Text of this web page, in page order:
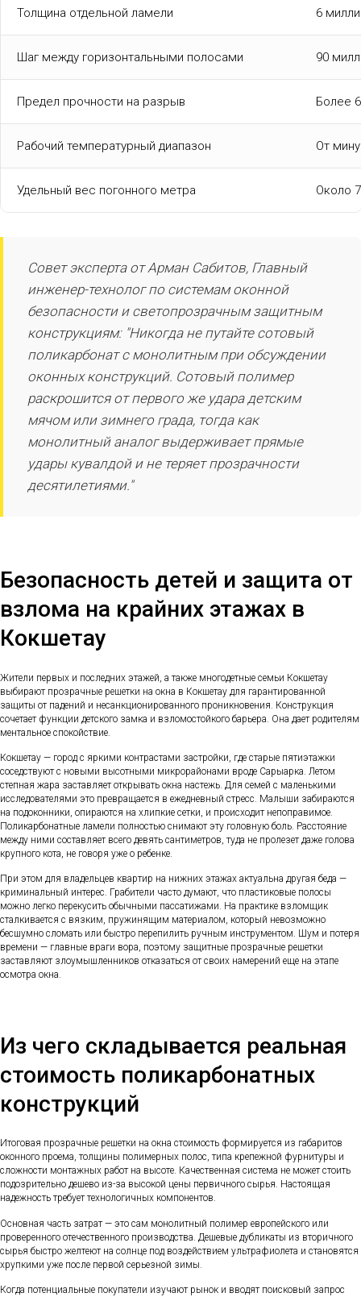
Толщина отдельной ламели 6
Шаг между горизонтальными полосами 90
Предел прочности на разрыв Более
Рабочий температурный диапазон От
Удельный вес погонного метра Около
Совет эксперта от Арман Сабитов, Главный
инженер-технолог по системам оконной
безопасности и светопрозрачным защитным
конструкциям: "Никогда не путайте сотовый
поликарбонат с монолитным при обсуждении
оконных конструкций. Сотовый полимер
раскрошится от первого же удара детским
мячом или зимнего града, тогда как
монолитный аналог выдерживает прямые
удары кувалдой и не теряет прозрачности
десятилетиями."
Безопасность детей и защита от
взлома на крайних этажах в
Кокшетау
Жители первых и последних этажей, а также многодетные семьи Кокшетау
выбирают прозрачные решетки на окна в Кокшетау для гарантированной
защиты от падений и несанкционированного проникновения. Конструкция
сочетает функции детского замка и взломостойкого барьера. Она дает родителям
ментальное спокойствие.
Кокшетау — город с яркими контрастами застройки, где старые пятиэтажки
соседствуют с новыми высотными микрорайонами вроде Сарыарка. Летом
степная жара заставляет открывать окна настежь. Для семей с маленькими
исследователями это превращается в ежедневный стресс. Малыши забираются
на подоконники, опираются на хлипкие сетки, и происходит непоправимое.
Поликарбонатные ламели полностью снимают эту головную боль. Расстояние
между ними составляет всего девять сантиметров, туда не пролезет даже голова
крупного кота, не говоря уже о ребенке.
При этом для владельцев квартир на нижних этажах актуальна другая беда —
криминальный интерес. Грабители часто думают, что пластиковые полосы
можно легко перекусить обычными пассатижами. На практике взломщик
сталкивается с вязким, пружинящим материалом, который невозможно
бесшумно сломать или быстро перепилить ручным инструментом. Шум и потеря
времени — главные враги вора, поэтому защитные прозрачные решетки
заставляют злоумышленников отказаться от своих намерений еще на этапе
осмотра окна.
Из чего складывается реальная
стоимость поликарбонатных
конструкций
Итоговая прозрачные решетки на окна стоимость формируется из габаритов
оконного проема, толщины полимерных полос, типа крепежной фурнитуры и
сложности монтажных работ на высоте. Качественная система не может стоить
подозрительно дешево из-за высокой цены первичного сырья. Настоящая
надежность требует технологичных компонентов.
Основная часть затрат — это сам монолитный полимер европейского или
проверенного отечественного производства. Дешевые дубликаты из вторичного
сырья быстро желтеют на солнце под воздействием ультрафиолета и становятся
хрупкими уже после первой серьезной зимы.
Когда потенциальные покупатели изучают рынок и вводят поисковый запрос